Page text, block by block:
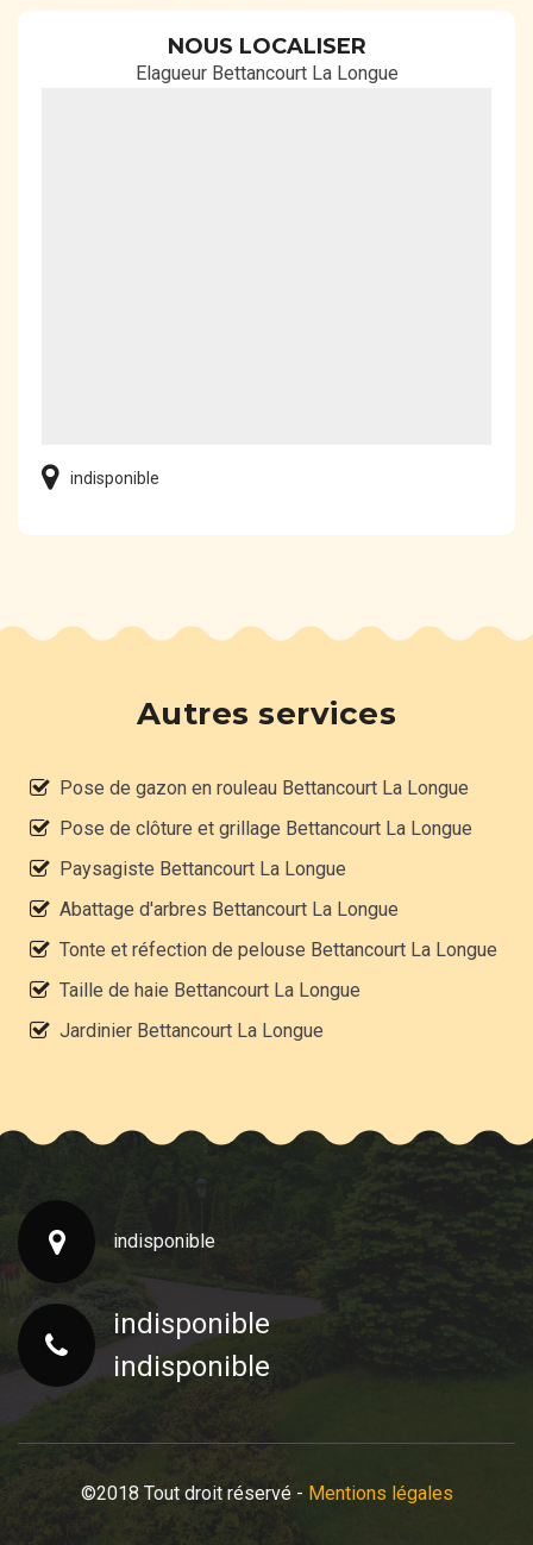
NOUS LOCALISER
Elagueur Bettancourt La Longue
indisponible
Autres services
Pose de gazon en rouleau Bettancourt La Longue
Pose de clôture et grillage Bettancourt La Longue
Paysagiste Bettancourt La Longue
Abattage d'arbres Bettancourt La Longue
Tonte et réfection de pelouse Bettancourt La Longue
Taille de haie Bettancourt La Longue
Jardinier Bettancourt La Longue
indisponible
indisponible
indisponible
©2018 Tout droit réservé - Mentions légales